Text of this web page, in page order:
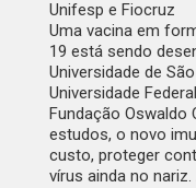
Unifesp e Fiocruz
Uma vacina em
19 está sendo
Universidade de
Universidade
Fundação Oswaldo
estudos, o novo
custo, proteger
vírus ainda no